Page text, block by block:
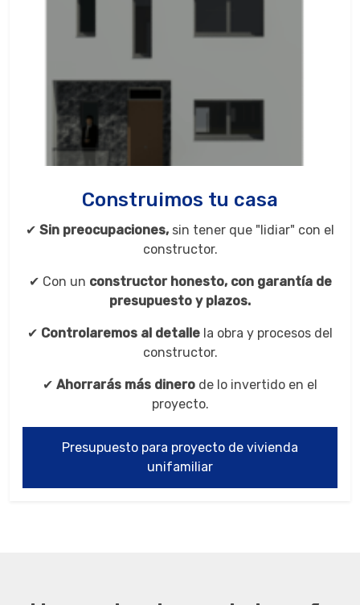
Construimos tu casa
✔ Sin preocupaciones, sin tener que "lidiar" con el
constructor.
✔ Con un constructor honesto, con garantía de
presupuesto y plazos.
✔ Controlaremos al detalle la obra y procesos del
constructor.
✔ Ahorrarás más dinero de lo invertido en el
proyecto.
Presupuesto para proyecto de vivienda
unifamiliar